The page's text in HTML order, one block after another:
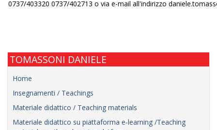
TOMASSONI DANIELE
Home
Insegnamenti / Teachings
Materiale didattico / Teaching materials
Materiale didattico su piattaforma e-learning /Teaching